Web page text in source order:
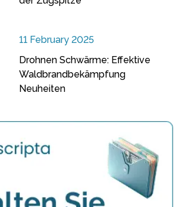
11 February 2025
Drohnen Schwärme: Effektive
Waldbrandbekämpfung
Neuheiten